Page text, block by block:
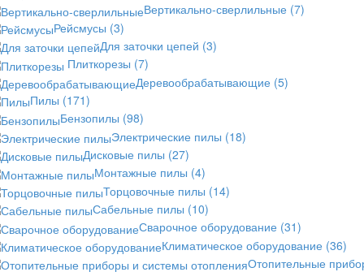
Вертикально-сверлильные (7)
Рейсмусы (3)
Для заточки цепей (3)
Плиткорезы (7)
Деревообрабатывающие (5)
Пилы (171)
Бензопилы (98)
Электрические пилы (18)
Дисковые пилы (27)
Монтажные пилы (4)
Торцовочные пилы (14)
Сабельные пилы (10)
Сварочное оборудование (31)
Климатическое оборудование (36)
Отопительные